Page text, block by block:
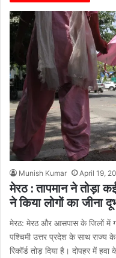
Munish Kumar April 19,
मेरठ : तापमान ने तोड़ा
ने किया लोगों का जीना
मेरठ: मेरठ और आसपास के जिलों में
पश्चिमी उत्तर प्रदेश के साथ राज्‍य
रिकॉर्ड तोड़ दिया है। दोपहर में